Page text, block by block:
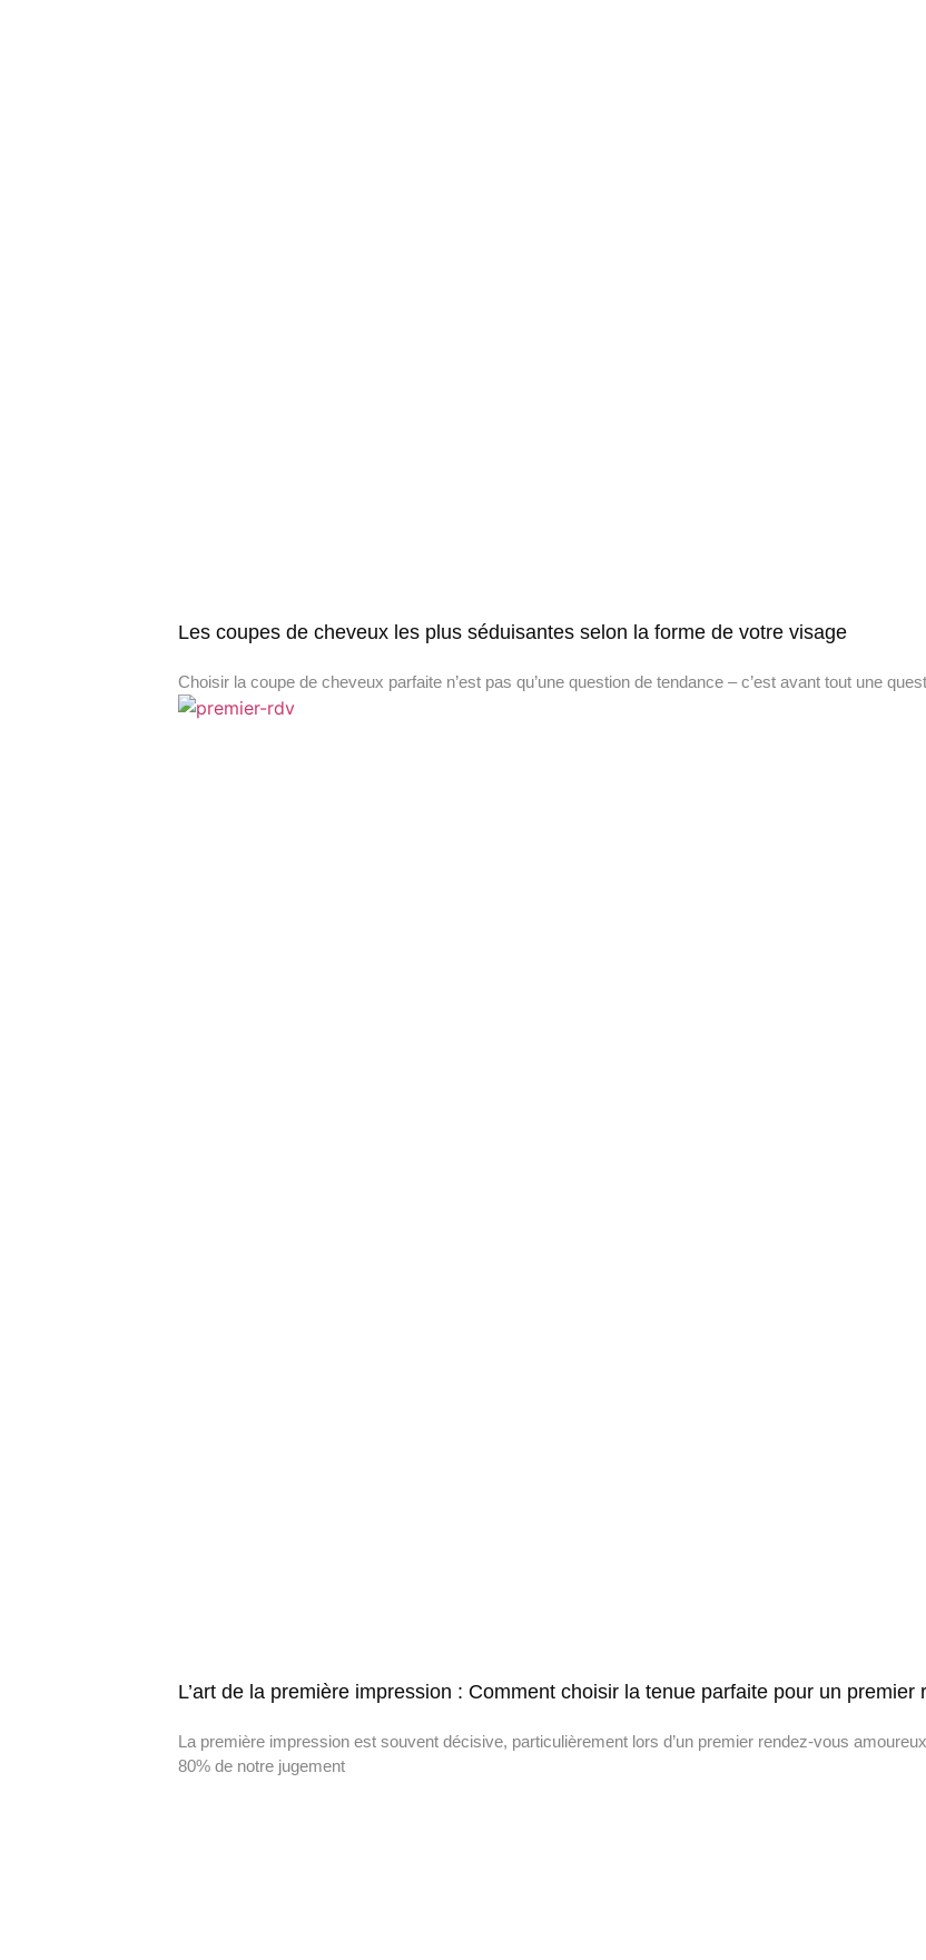
Les coupes de cheveux les plus séduisantes selon la forme de votre visage
Choisir la coupe de cheveux parfaite n’est pas qu’une question de tendance – c’est avant tout une
L’art de la première impression : Comment choisir la tenue parfaite pour un premier
La première impression est souvent décisive, particulièrement lors d’un premier rendez-vous
80% de notre jugement